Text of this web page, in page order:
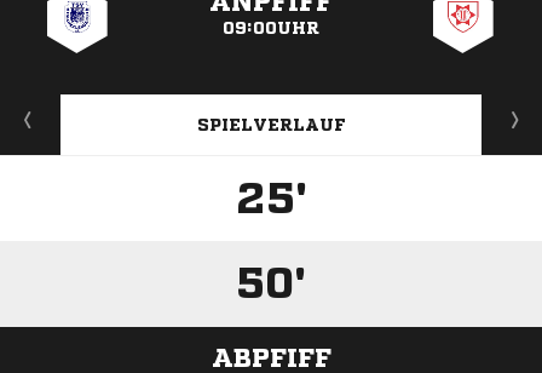
09:00UHR
SPIELVERLAUF
25'
50'
ABPFIFF